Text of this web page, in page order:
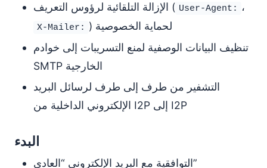
الإزالة التلقائية لرؤوس التعريف ( User-Agent: ،
X-Mailer:
) لحماية الخصوصية
تنظيف البيانات الوصفية لمنع التسريبات إلى خوادم
SMTP الخارجية
التشفير من طرف إلى طرف لرسائل البريد
الإلكتروني الداخلية من I2P إلى I2P
البدء
التوافقية مع البريد الإلكتروني “العادي”